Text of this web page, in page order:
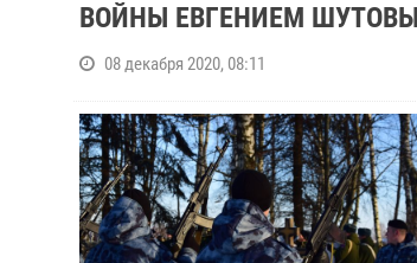
ВОЙНЫ ЕВГЕНИЕМ
08 декабря 2020, 08:11